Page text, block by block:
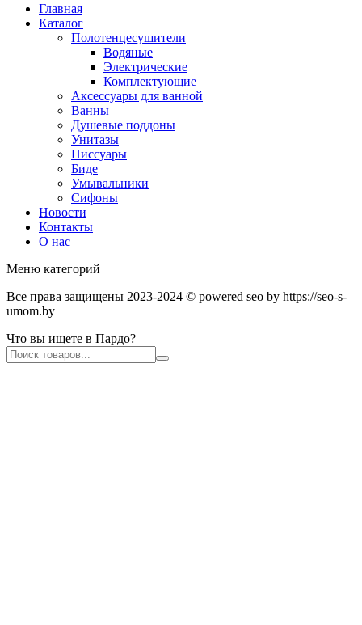
Главная
Каталог
Полотенцесушители
Водяные
Электрические
Комплектующие
Аксессуары для ванной
Ванны
Душевые поддоны
Унитазы
Писсуары
Биде
Умывальники
Сифоны
Новости
Контакты
О нас
Меню категорий
Все права защищены 2023-2024 © powered seo by https://seo-s-
umom.by
Что вы ищете в Пардо?